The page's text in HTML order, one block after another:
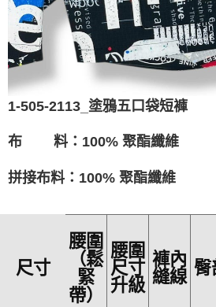
1-505-2113_塗鴉五口袋短褲
布 料：100% 聚酯纖維
拼接布料：100% 聚酯纖維
尺寸
腰圍
（鬆
緊
帶）
腰圍
尺寸
升級
褲內
縫線 臀